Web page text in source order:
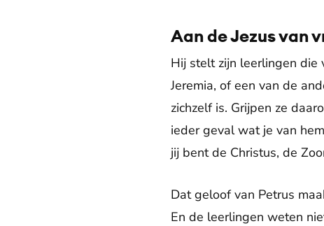
Aan de Jezus van
Hij stelt zijn leerlingen die
Jeremia, of een van de
zichzelf is. Grijpen ze
ieder geval wat je van
jij bent de Christus, de
Dat geloof van Petrus
En de leerlingen weten